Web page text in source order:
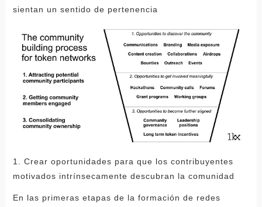
sientan un sentido de pertenencia
1. Crear oportunidades para que los contribuyentes
motivados intrínsecamente descubran la comunidad
En las primeras etapas de la formación de redes